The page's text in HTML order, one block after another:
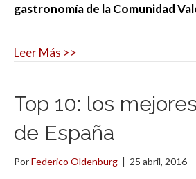
gastronomía de la Comunidad
Leer Más >>
Top 10: los
de España
PorFederico Oldenburg | 25 abril, 2016